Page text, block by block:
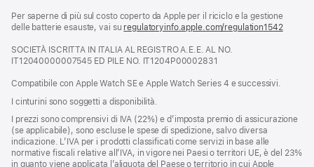
una
nuova
Per saperne di più sul costo coperto da Apple per il riciclo e la gestione
delle batterie esauste, vai su regulatoryinfo.apple.com/regulation1542(si
SOCIETÀ ISCRITTA IN ITALIA AL REGISTRO A.E.E. AL NO.
IT12040000007545 ED PILE NO. IT1204P00002831
Compatibile con Apple Watch SE e Apple Watch Series 4 e successivi.
I cinturini sono soggetti a disponibilità.
I prezzi sono comprensivi di IVA (22%) e d’imposta premio di assicurazione
(se applicabile), sono escluse le spese di spedizione, salvo diversa
indicazione. L’IVA per i prodotti classificati come servizi in base alle
normative fiscali relative all’IVA, in vigore nei Paesi o territori UE, è del 23%
in quanto viene applicata l’aliquota del Paese o territorio in cui Apple